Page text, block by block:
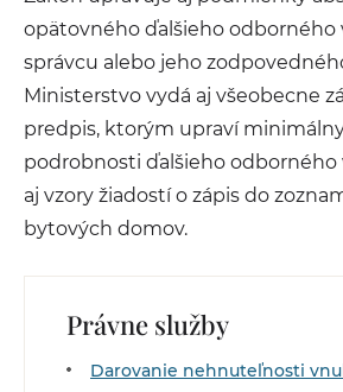
opätovného ďalšieho odborného
správcu alebo jeho
Ministerstvo vydá aj všeobecne
predpis, ktorým upraví
podrobnosti ďalšieho odborného
aj vzory žiadostí o zápis do
bytových domov.
Právne služby
Darovanie nehnuteľnosti